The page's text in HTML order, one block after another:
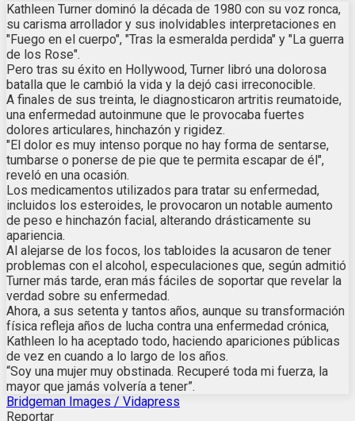
Kathleen Turner dominó la década de 1980 con su voz ronca,
su carisma arrollador y sus inolvidables interpretaciones en
"Fuego en el cuerpo", "Tras la esmeralda perdida" y "La guerra
de los Rose".
Pero tras su éxito en Hollywood, Turner libró una dolorosa
batalla que le cambió la vida y la dejó casi irreconocible.
A finales de sus treinta, le diagnosticaron artritis reumatoide,
una enfermedad autoinmune que le provocaba fuertes
dolores articulares, hinchazón y rigidez.
"El dolor es muy intenso porque no hay forma de sentarse,
tumbarse o ponerse de pie que te permita escapar de él",
reveló en una ocasión.
Los medicamentos utilizados para tratar su enfermedad,
incluidos los esteroides, le provocaron un notable aumento
de peso e hinchazón facial, alterando drásticamente su
apariencia.
Al alejarse de los focos, los tabloides la acusaron de tener
problemas con el alcohol, especulaciones que, según admitió
Turner más tarde, eran más fáciles de soportar que revelar la
verdad sobre su enfermedad.
Ahora, a sus setenta y tantos años, aunque su transformación
física refleja años de lucha contra una enfermedad crónica,
Kathleen lo ha aceptado todo, haciendo apariciones públicas
de vez en cuando a lo largo de los años.
“Soy una mujer muy obstinada. Recuperé toda mi fuerza, la
mayor que jamás volvería a tener”.
Bridgeman Images / Vidapress
Reportar